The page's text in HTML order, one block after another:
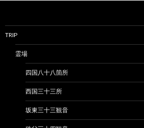
TRIP
霊場
四国八十八箇所
西国三十三所
坂東三十三観音